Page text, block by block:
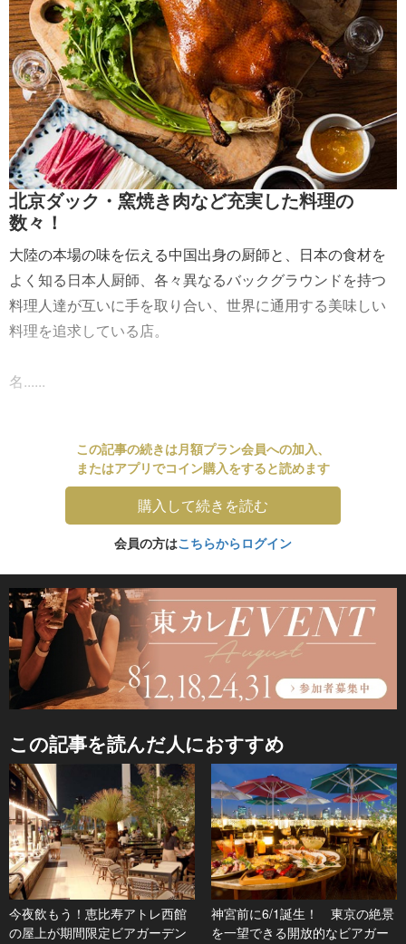
北京ダック・窯焼き肉など充実した料理の
数々！
大陸の本場の味を伝える中国出身の厨師と、日本の食材を
よく知る日本人厨師、各々異なるバックグラウンドを持つ
料理人達が互いに手を取り合い、世界に通用する美味しい
料理を追求している店。
名......
この記事の続きは月額プラン会員への加入、
またはアプリでコイン購入をすると読めます
購入して続きを読む
会員の方はこちらからログイン
この記事を読んだ人におすすめ
今夜飲もう！恵比寿アトレ西館
の屋上が期間限定ビアガーデン
神宮前に6/1誕生！ 東京の絶景
を一望できる開放的なビアガー